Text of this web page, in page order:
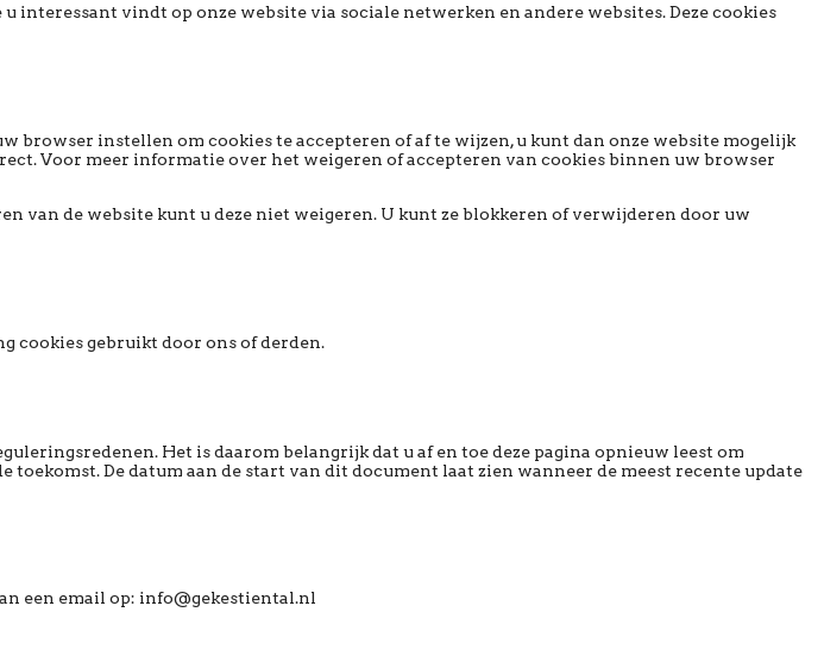
interessant vindt op onze website via sociale netwerken en andere websites. Deze cookies
browser instellen om cookies te accepteren of af te wijzen, u kunt dan onze website mogelijk
Voor meer informatie over het weigeren of accepteren van cookies binnen uw browser
van de website kunt u deze niet weigeren. U kunt ze blokkeren of verwijderen door uw
cookies gebruikt door ons of derden.
Het is daarom belangrijk dat u af en toe deze pagina opnieuw leest om
De datum aan de start van dit document laat zien wanneer de meest recente update
een email op: info@gekestiental.nl